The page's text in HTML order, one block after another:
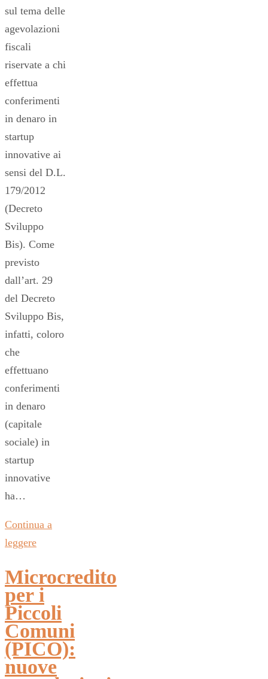
sul tema delle
agevolazioni
fiscali
riservate a chi
effettua
conferimenti
in denaro in
startup
innovative ai
sensi del D.L.
179/2012
(Decreto
Sviluppo
Bis). Come
previsto
dall’art. 29
del Decreto
Sviluppo Bis,
infatti, coloro
che
effettuano
conferimenti
in denaro
(capitale
sociale) in
startup
innovative
ha…
Continua a
leggere
Microcredito
per i
Piccoli
Comuni
(PICO):
nuove